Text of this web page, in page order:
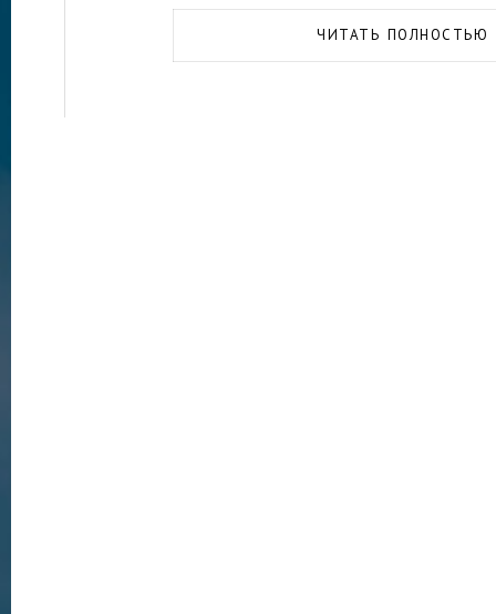
высота — 125 метров, а на ее верхушке
ресторан и смотровая площадка. Здесь
достопримечательностей, построенных еще
ЧИТАТЬ ПОЛНОСТЬЮ